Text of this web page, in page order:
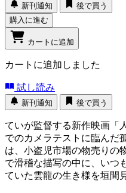
新刊通知
後で買う
購入に進む
カートに追加
カートに追加しました
試し読み
新刊通知 後で買う
ていが監督する新作映画「
でのカメラテストに臨んだ
は、小盗児市場の物売りの
で滑稽な描写の中に、いつ
ていた雲龍の生き様を垣間